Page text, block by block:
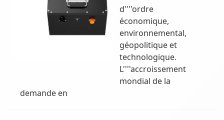
d''''ordre
économique,
environnemental,
géopolitique et
technologique.
L''''accroissement
mondial de la
demande en